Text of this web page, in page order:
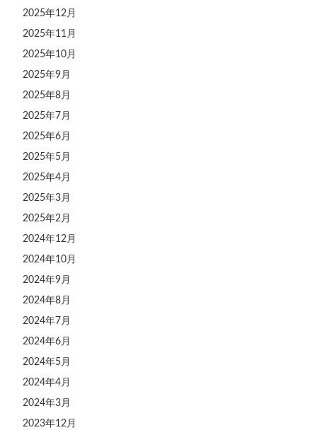
2025年12月
2025年11月
2025年10月
2025年9月
2025年8月
2025年7月
2025年6月
2025年5月
2025年4月
2025年3月
2025年2月
2024年12月
2024年10月
2024年9月
2024年8月
2024年7月
2024年6月
2024年5月
2024年4月
2024年3月
2023年12月